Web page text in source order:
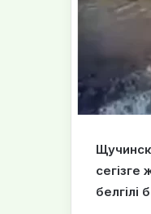
сегізге
белгілі